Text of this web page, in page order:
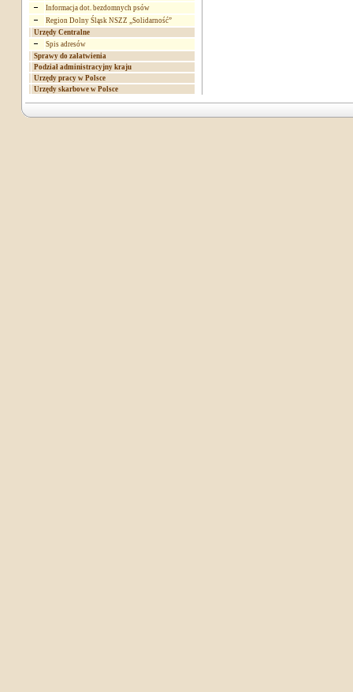
Informacja dot. bezdomnych psów
Region Dolny Śląsk NSZZ „Solidarność”
Urzędy Centralne
Spis adresów
Sprawy do załatwienia
Podział administracyjny kraju
Urzędy pracy w Polsce
Urzędy skarbowe w Polsce